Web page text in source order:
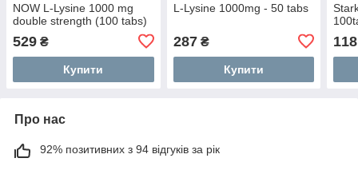
NOW L-Lysine 1000 mg
double strength (100 tabs)
529 ₴
Купити
L-Lysine 1000mg - 50 tabs
287₴
Купити
118
Про нас
92% позитивних з 94 відгуків за рік